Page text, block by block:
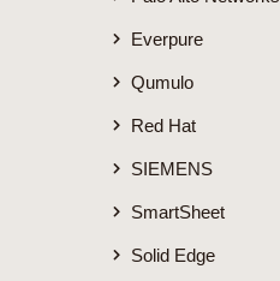
Everpure
Qumulo
Red Hat
SIEMENS
SmartSheet
Solid Edge